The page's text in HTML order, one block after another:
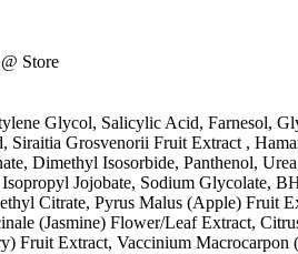
Store
Glycol, Salicylic Acid, Farnesol,
Grosvenorii Fruit Extract ,
Dimethyl Isosorbide, Panthenol,
Jojobate, Sodium Glycolate,
Citrate, Pyrus Malus (Apple) Fruit
(Jasmine) Flower/Leaf Extract,
Fruit Extract, Vaccinium